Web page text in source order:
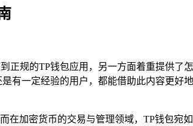
正规的TP钱包应用，另一方面着重提供了
有一定经验的用户，都能借助此内容更好
加密货币的交易与管理领域，TP钱包宛